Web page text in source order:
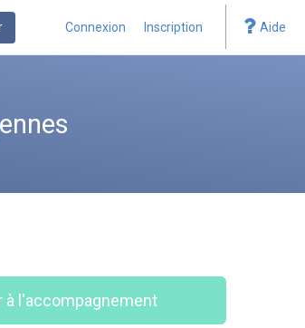
Connexion Inscription Aide
à l'accompagnement